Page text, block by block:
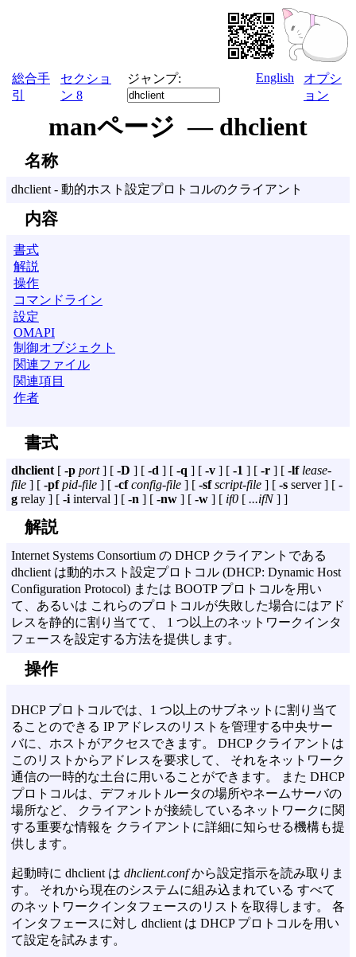
総合手
引
セクショ
ン 8
ジャンプ: English
オプシ
ョン
manページ — dhclient
名称
dhclient - 動的ホスト設定プロトコルのクライアント
内容
書式
解説
操作
コマンドライン
設定
OMAPI
制御オブジェクト
関連ファイル
関連項目
作者
書式
dhclient [ -p port] [ -D ] [ -d ] [ -q ] [ -v ] [ -1 ] [ -r ] [ -lf lease-
file ] [ -pf pid-file ] [ -cf config-file ] [ -sf script-file ] [ -s server ] [ -
g relay ] [ -i interval ] [ -n ] [ -nw ] [ -w ] [ if0 [ ...ifN] ]
解説
Internet Systems Consortium の DHCP クライアントである
dhclient は動的ホスト設定プロトコル (DHCP: Dynamic Host
Configuration Protocol) または BOOTP プロトコルを用い
て、あるいは これらのプロトコルが失敗した場合にはアド
レスを静的に割り当てて、 1 つ以上のネットワークインタ
フェースを設定する方法を提供します。
操作
DHCP プロトコルでは、1 つ以上のサブネットに割り当て
ることのできる IP アドレスのリストを管理する中央サー
バに、ホストがアクセスできます。 DHCP クライアントは
このリストからアドレスを要求して、 それをネットワーク
通信の一時的な土台に用いることができます。 また DHCP
プロトコルは、デフォルトルータの場所やネームサーバの
場所など、 クライアントが接続しているネットワークに関
する重要な情報を クライアントに詳細に知らせる機構も提
供します。
起動時に dhclient は dhclient.confから設定指示を読み取りま
す。 それから現在のシステムに組み込まれている すべて
のネットワークインタフェースのリストを取得します。 各
インタフェースに対し dhclient は DHCP プロトコルを用い
て設定を試みます。